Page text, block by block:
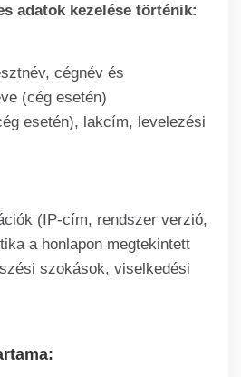
adatok kezelése történik:
cégnév és
(cég esetén)
esetén), lakcím, levelezési
(IP-cím, rendszer verzió,
a honlapon megtekintett
szokások, viselkedési